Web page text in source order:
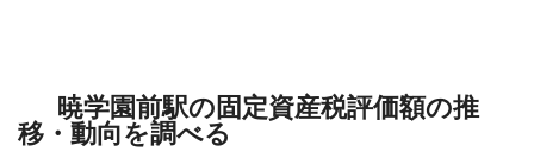
暁学園前駅の固定資産税評価額の推
移・動向を調べる